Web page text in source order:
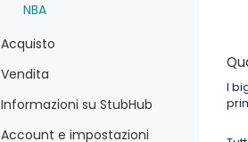
NBA
Acquisto
Vendita
Informazioni su StubHub
Account e impostazioni
I